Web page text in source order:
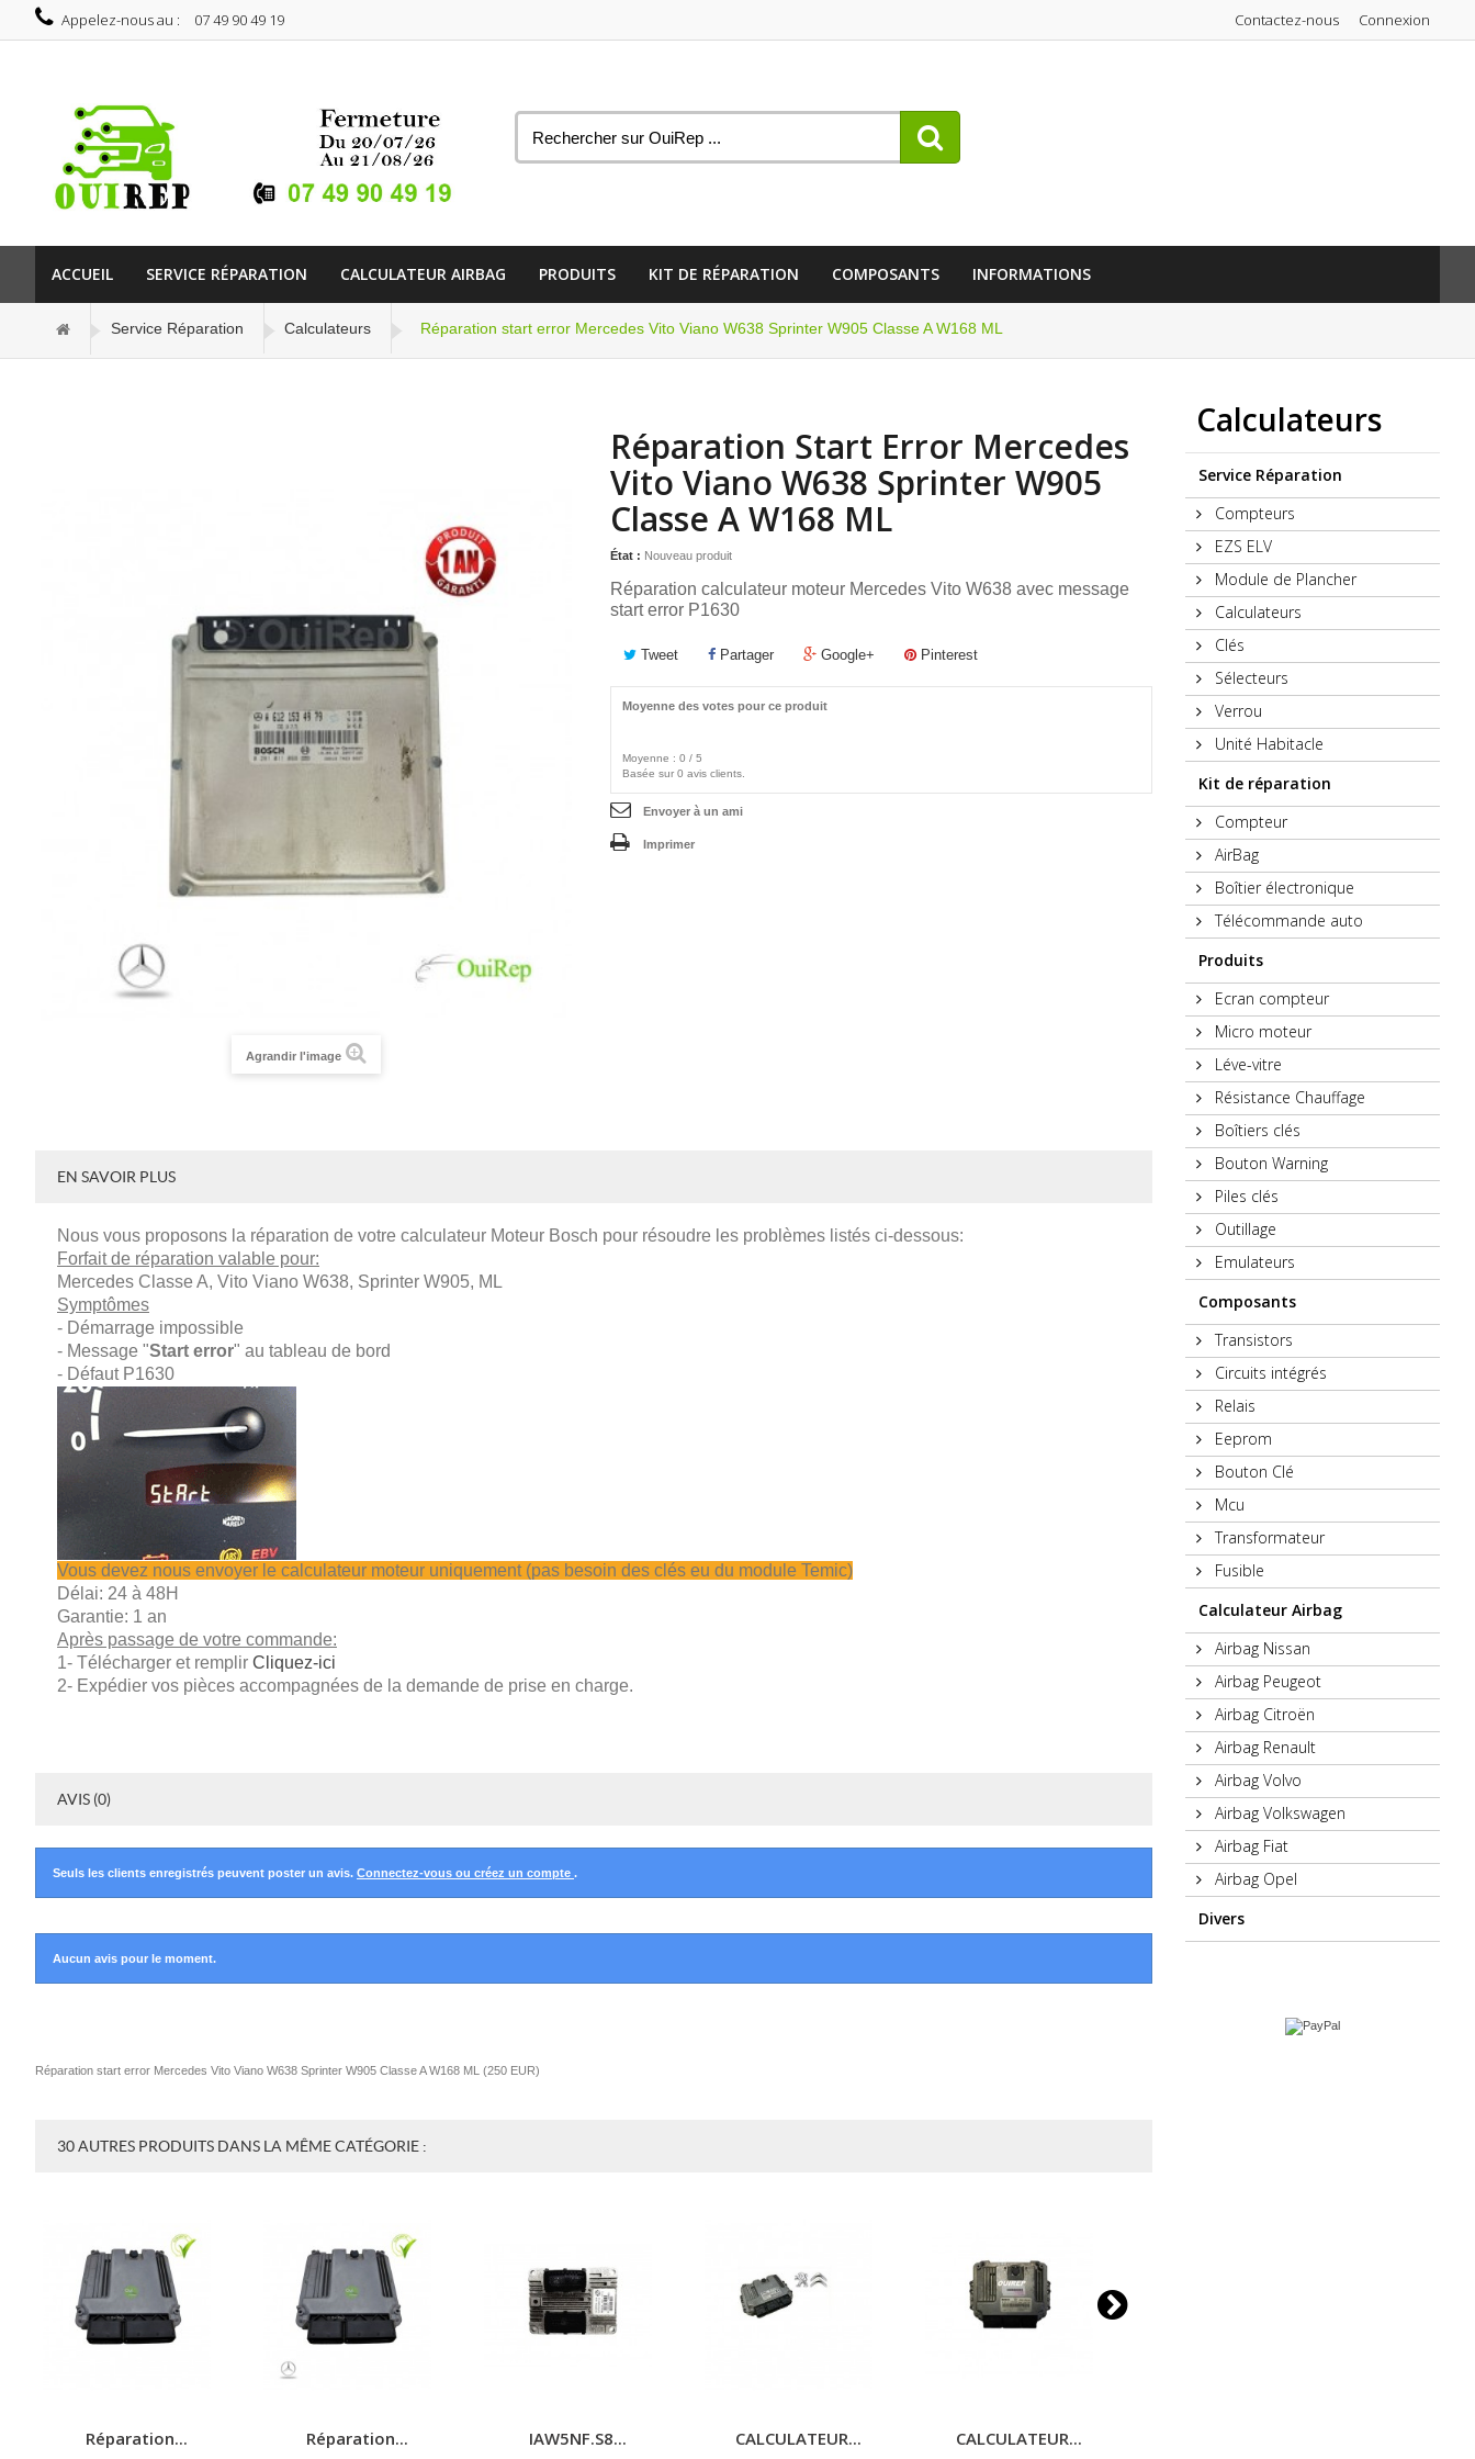
Connexion
Contactez-nous
Appelez-nous au : 07 49 90 49 19
ACCUEIL SERVICE RÉPARATION CALCULATEUR AIRBAG PRODUITS KIT DE RÉPARATION COMPOSANTS INFORMATIONS
Service Réparation Calculateurs Réparation start error Mercedes Vito Viano W638 Sprinter W905 Classe A W168 ML
Agrandir l'image
Réparation Start Error Mercedes
Vito Viano W638 Sprinter W905
Classe A W168 ML
État : Nouveau produit
Réparation calculateur moteur Mercedes Vito W638 avec message
start error P1630
Tweet Partager Google+ Pinterest
Moyenne des votes pour ce produit
Moyenne : 0 / 5
Basée sur 0 avis clients.
Envoyer à un ami
Imprimer
EN SAVOIR PLUS
Nous vous proposons la réparation de votre calculateur Moteur Bosch pour résoudre les problèmes listés ci-dessous:
Forfait de réparation valable pour:
Mercedes Classe A, Vito Viano W638, Sprinter W905, ML
Symptômes
- Démarrage impossible
- Message "Start error" au tableau de bord
- Défaut P1630
Vous devez nous envoyer le calculateur moteur uniquement (pas besoin des clés eu du module Temic)
Délai: 24 à 48H
Garantie: 1 an
Après passage de votre commande:
1- Télécharger et remplir Cliquez-ici
2- Expédier vos pièces accompagnées de la demande de prise en charge.
AVIS (0)
Seuls les clients enregistrés peuvent poster un avis. Connectez-vous ou créez un compte .
Aucun avis pour le moment.
Réparation start error Mercedes Vito Viano W638 Sprinter W905 Classe A W168 ML (250 EUR)
30 AUTRES PRODUITS DANS LA MÊME CATÉGORIE :
Réparation... Réparation... IAW5NF.S8... CALCULATEUR... CALCULATEUR...
Calculateurs
Service Réparation
Compteurs
EZS ELV
Module de Plancher
Calculateurs
Clés
Sélecteurs
Verrou
Unité Habitacle
Kit de réparation
Compteur
AirBag
Boîtier électronique
Télécommande auto
Produits
Ecran compteur
Micro moteur
Léve-vitre
Résistance Chauffage
Boîtiers clés
Bouton Warning
Piles clés
Outillage
Emulateurs
Composants
Transistors
Circuits intégrés
Relais
Eeprom
Bouton Clé
Mcu
Transformateur
Fusible
Calculateur Airbag
Airbag Nissan
Airbag Peugeot
Airbag Citroën
Airbag Renault
Airbag Volvo
Airbag Volkswagen
Airbag Fiat
Airbag Opel
Divers